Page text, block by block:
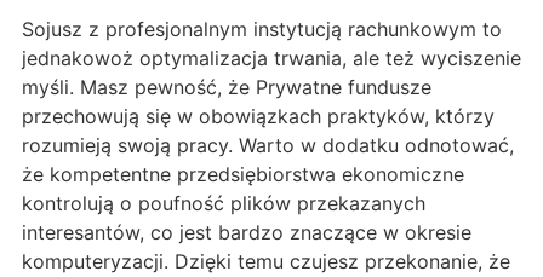
Sojusz z profesjonalnym instytucją rachunkowym to
jednakowoż optymalizacja trwania, ale też wyciszenie
myśli. Masz pewność, że Prywatne fundusze
przechowują się w obowiązkach praktyków, którzy
rozumieją swoją pracy. Warto w dodatku odnotować,
że kompetentne przedsiębiorstwa ekonomiczne
kontrolują o poufność plików przekazanych
interesantów, co jest bardzo znaczące w okresie
komputeryzacji. Dzięki temu czujesz przekonanie, że